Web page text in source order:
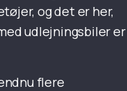
og det er her,
udlejningsbiler er
flere